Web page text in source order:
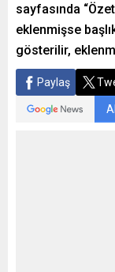
sayfasında
eklenmişse
gösterilir,
Paylaş